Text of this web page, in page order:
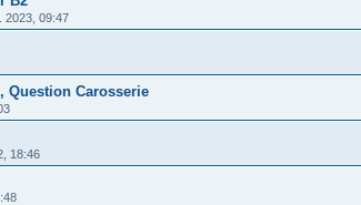
2023, 09:47
Question Carosserie
18:46